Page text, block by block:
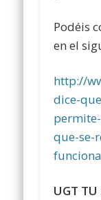
Podéis
en el
http://
dice-
que-se-
UGT